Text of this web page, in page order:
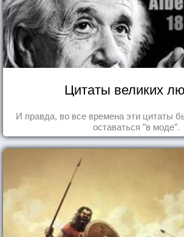
Цитаты великих
И правда, во все времена эти цитаты
оставаться "в моде".